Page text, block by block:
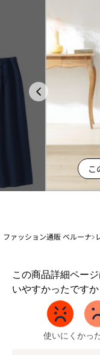
こ
ファッション通販 ベルーナ
この商品詳細ペー
いやすかったですか
1
か
使いにくかっ